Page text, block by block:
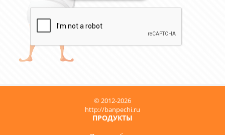
© 2012-2026
http://banpechi.ru
ПРОДУКТЫ